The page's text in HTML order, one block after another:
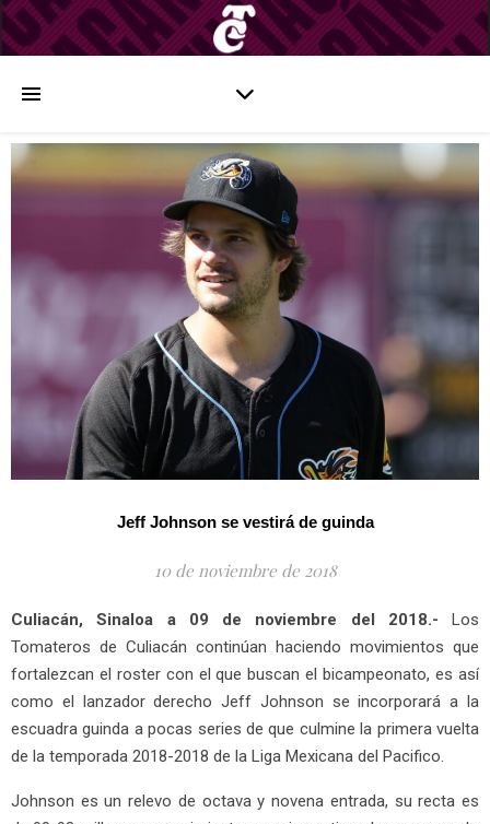
Jeff Johnson se vestirá de guinda
10 de noviembre de 2018
Culiacán, Sinaloa a 09 de noviembre del 2018.- Los
Tomateros de Culiacán continúan haciendo movimientos que
fortalezcan el roster con el que buscan el bicampeonato, es así
como el lanzador derecho Jeff Johnson se incorporará a la
escuadra guinda a pocas series de que culmine la primera vuelta
de la temporada 2018-2018 de la Liga Mexicana del Pacifico.
Johnson es un relevo de octava y novena entrada, su recta es